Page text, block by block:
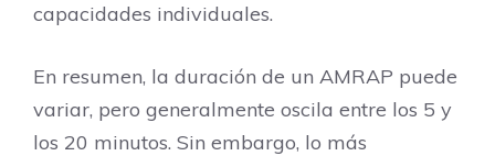
capacidades individuales.
En resumen, la duración de un AMRAP puede
variar, pero generalmente oscila entre los 5 y
los 20 minutos. Sin embargo, lo más